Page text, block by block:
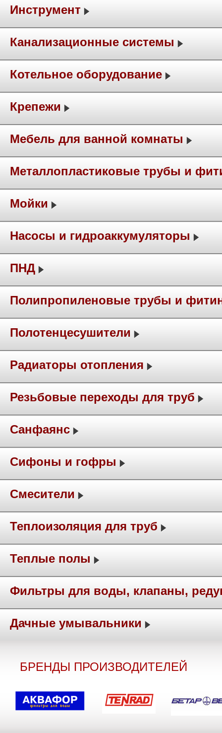
Инструмент
Канализационные системы
Котельное оборудование
Крепежи
Мебель для ванной комнаты
Металлопластиковые трубы и
Мойки
Насосы и гидроаккумуляторы
ПНД
Полипропиленовые трубы и
Полотенцесушители
Радиаторы отопления
Резьбовые переходы для труб
Санфаянс
Сифоны и гофры
Смесители
Теплоизоляция для труб
Теплые полы
Фильтры для воды, клапаны,
Дачные умывальники
БРЕНДЫ ПРОИЗВОДИТЕЛЕЙ